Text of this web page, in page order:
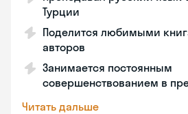
Турции
Поделится любимыми
авторов
Занимается постоянным
совершенствованием в
Читать дальше